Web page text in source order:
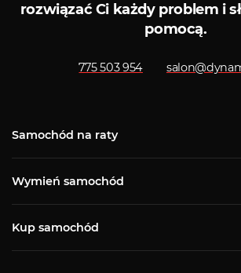
rozwiązać Ci każdy problem i
pomocą.
775 503 954
Samochód na raty
Wymień samochód
Kup samochód